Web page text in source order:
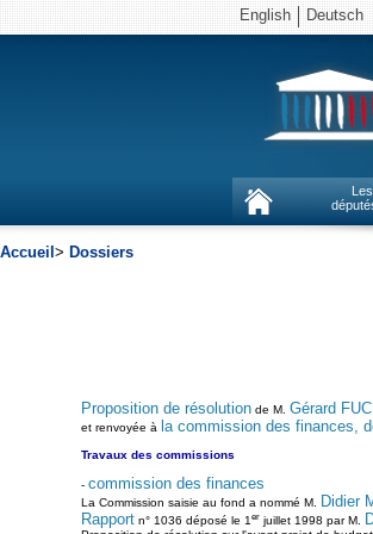
English Deutsch
Les
Accueil > Dossiers
Proposition de résolutionde M. Gérard
et renvoyée à la commission des finances,
Travaux des commissions
- commission des finances
La Commission saisie au fond a nommé M. Didier
Rapportn° 1036 déposé le 1 erjuillet 1998 par M.